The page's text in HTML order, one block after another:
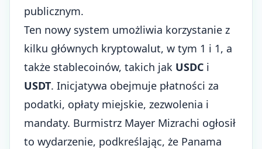
publicznym.
Ten nowy system umożliwia korzystanie z
kilku głównych kryptowalut, w tym 1 i 1, a
także stablecoinów, takich jak USDC i
USDT. Inicjatywa obejmuje płatności za
podatki, opłaty miejskie, zezwolenia i
mandaty. Burmistrz Mayer Mizrachi ogłosił
to wydarzenie, podkreślając, że Panama